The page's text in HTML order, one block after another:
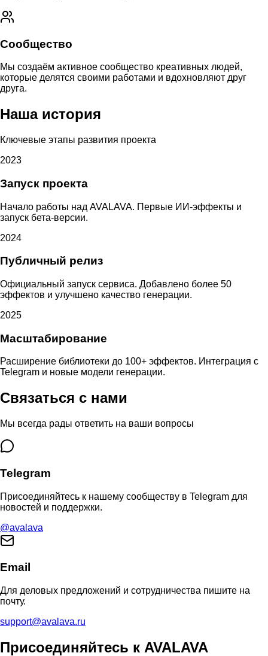
Сообщество
Мы создаём активное сообщество креативных людей,
которые делятся своими работами и вдохновляют друг
друга.
Наша история
Ключевые этапы развития проекта
2023
Запуск проекта
Начало работы над AVALAVA. Первые ИИ-эффекты и
запуск бета-версии.
2024
Публичный релиз
Официальный запуск сервиса. Добавлено более 50
эффектов и улучшено качество генерации.
2025
Масштабирование
Расширение библиотеки до 100+ эффектов. Интеграция с
Telegram и новые модели генерации.
Связаться с нами
Мы всегда рады ответить на ваши вопросы
Telegram
Присоединяйтесь к нашему сообществу в Telegram для
новостей и поддержки.
@avalava
Email
Для деловых предложений и сотрудничества пишите на
почту.
support@avalava.ru
Присоединяйтесь к AVALAVA